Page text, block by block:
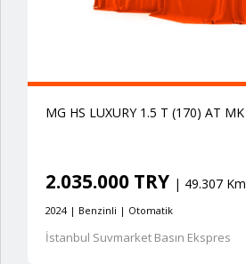
MG HS LUXURY 1.5 T (170) AT MK
2.035.000 TRY | 49.307 Km
2024 | Benzinli | Otomatik
İstanbul Suvmarket Basın Ekspres